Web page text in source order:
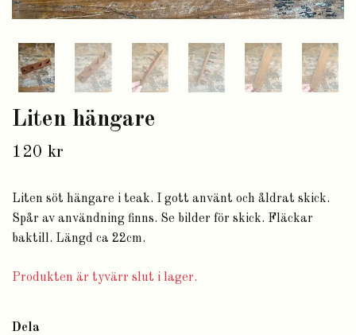
Liten hängare
120 kr
Liten söt hängare i teak. I gott använt och åldrat skick.
Spår av användning finns. Se bilder för skick. Fläckar
baktill. Längd ca 22cm.
Produkten är tyvärr slut i lager.
Dela